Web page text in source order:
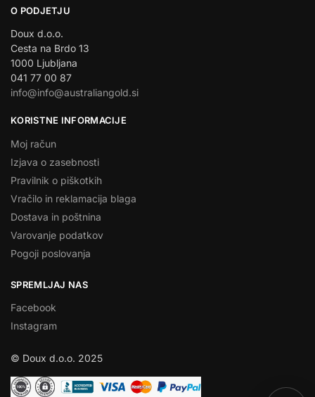
O PODJETJU
Doux d.o.o.
Cesta na Brdo 13
1000 Ljubljana
041 77 00 87
info@info@australiangold.si
KORISTNE INFORMACIJE
Moj račun
Izjava o zasebnosti
Pravilnik o piškotkih
Vračilo in reklamacija blaga
Dostava in poštnina
Varovanje podatkov
Pogoji poslovanja
SPREMLJAJ NAS
Facebook
Instagram
© Doux d.o.o. 2025